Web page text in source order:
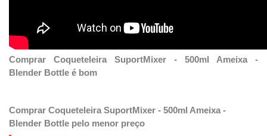
Comprar Coqueteleira SuportMixer - 500ml Ameixa -
Blender Bottle é bom
Comprar Coqueteleira SuportMixer - 500ml Ameixa -
Blender Bottle pelo menor preço